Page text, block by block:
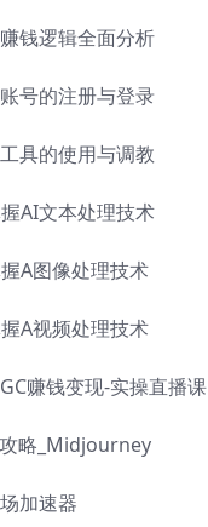
钱逻辑全面分析
号的注册与登录
具的使用与调教
AI文本处理技术
A图像处理技术
A视频处理技术
赚钱变现-实操直播课
略_Midjourney
加速器